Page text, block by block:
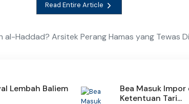
Read Entire Article
al-Haddad? Arsitek Perang Hamas yang Tewas
Lembah Baliem
Bea Masuk
Ketentuan Tari...